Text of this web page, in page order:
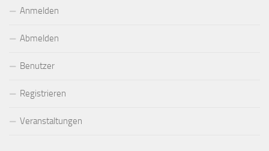
Anmelden
Abmelden
Benutzer
Registrieren
Veranstaltungen